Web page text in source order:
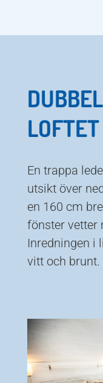
LOFTET
En trappa
utsikt över
en 160 cm
fönster vetter
Inredningen i
vitt och brunt.